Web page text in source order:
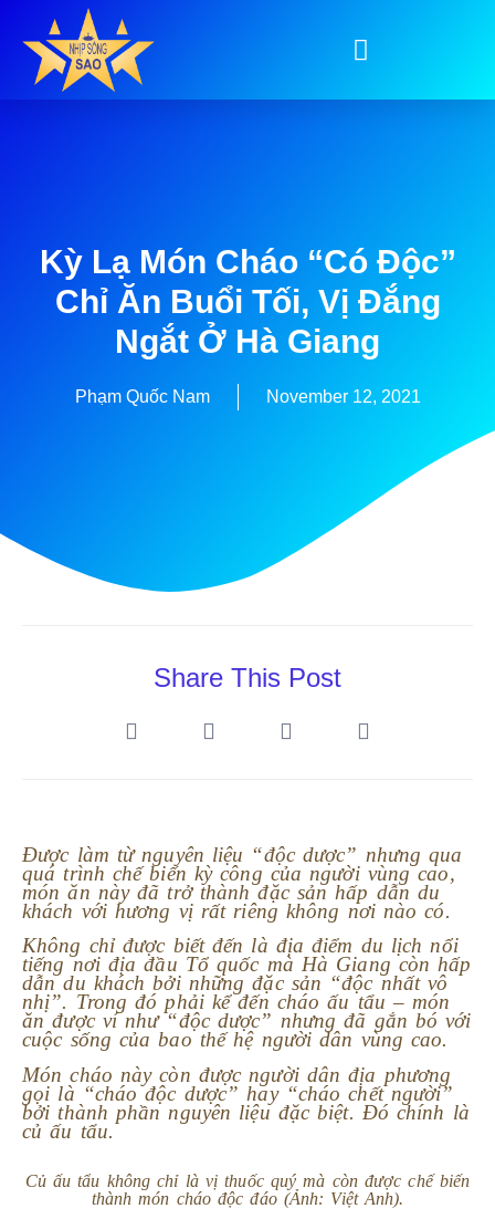
Kỳ Lạ Món Cháo “có Độc”
Chỉ Ăn Buổi Tối, Vị Đắng
Ngắt Ở Hà Giang
Phạm Quốc Nam November 12, 2021
Share This Post
Được làm từ nguyên liệu “độc dược” nhưng qua
quá trình chế biến kỳ công của người vùng cao,
món ăn này đã trở thành đặc sản hấp dẫn du
khách với hương vị rất riêng không nơi nào có.
Không chỉ được biết đến là địa điểm du lịch nổi
tiếng nơi địa đầu Tổ quốc mà Hà Giang còn hấp
dẫn du khách bởi những đặc sản “độc nhất vô
nhị”. Trong đó phải kể đến cháo ấu tẩu – món
ăn được ví như “độc dược” nhưng đã gắn bó với
cuộc sống của bao thế hệ người dân vùng cao.
Món cháo này còn được người dân địa phương
gọi là “cháo độc dược” hay “cháo chết người”
bởi thành phần nguyên liệu đặc biệt. Đó chính là
củ ấu tẩu.
Củ ấu tẩu không chỉ là vị thuốc quý mà còn được chế biến
thành món cháo độc đáo (Ảnh: Việt Anh).